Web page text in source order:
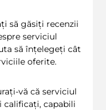
să găsiți recenzii
serviciul
să înțelegeți cât
oferite.
vă că serviciul
calificați, capabili